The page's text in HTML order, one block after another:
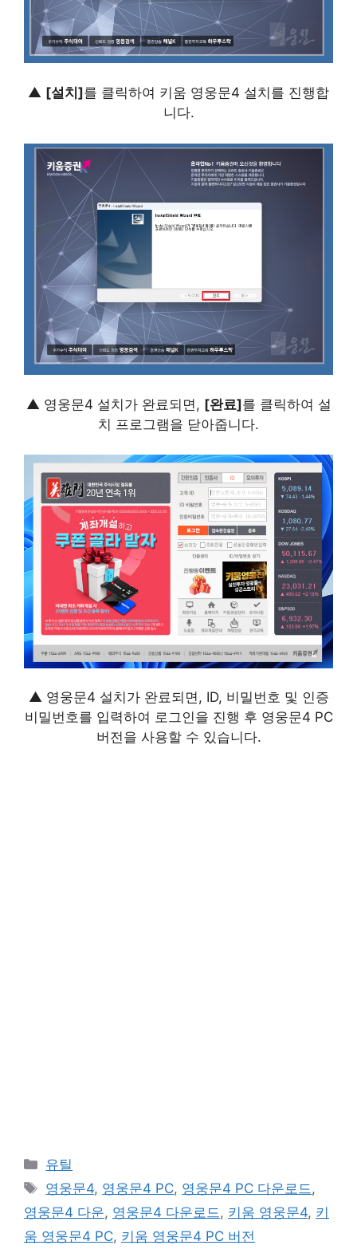
▲ [설치]를 클릭하여 키움 영웅문4 설치를 진행합
니다.
▲ 영웅문4 설치가 완료되면, [완료]를 클릭하여 설
치 프로그램을 닫아줍니다.
▲ 영웅문4 설치가 완료되면, ID, 비밀번호 및 인증
비밀번호를 입력하여 로그인을 진행 후 영웅문4 PC
버전을 사용할 수 있습니다.
카
테
고
리
유틸
태
그
영웅문4, 영웅문4 PC, 영웅문4 PC 다운로드 ,
영웅문4 다운, 영웅문4 다운로드 , 키움 영웅문4, 키
움 영웅문4 PC, 키움 영웅문4 PC 버전